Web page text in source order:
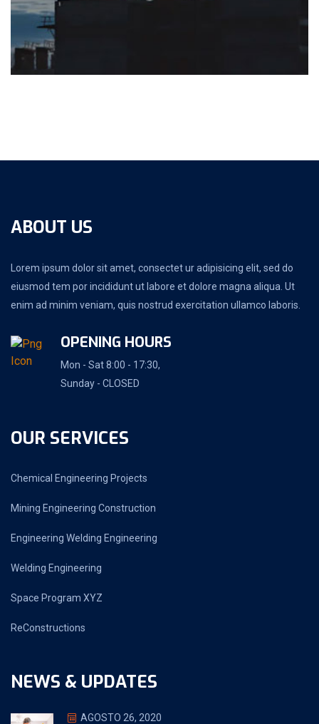
ABOUT US
Lorem ipsum dolor sit amet, consectet ur adipisicing elit, sed do
eiusmod tem por incididunt ut labore et dolore magna aliqua. Ut
enim ad minim veniam, quis nostrud exercitation ullamco laboris.
OPENING HOURS
Mon - Sat 8:00 - 17:30,
Sunday - CLOSED
OUR SERVICES
Chemical Engineering Projects
Mining Engineering Construction
Engineering Welding Engineering
Welding Engineering
Space Program XYZ
ReConstructions
NEWS & UPDATES
AGOSTO 26, 2020